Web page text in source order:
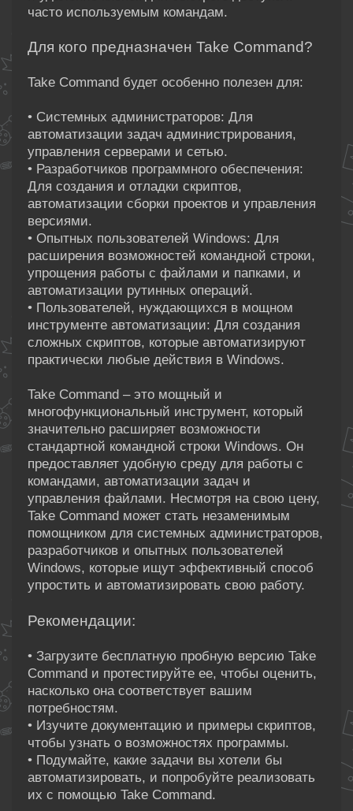
часто используемым командам.
Для кого предназначен Take Command?
Take Command будет особенно полезен для:
• Системных администраторов: Для
автоматизации задач администрирования,
управления серверами и сетью.
• Разработчиков программного обеспечения:
Для создания и отладки скриптов,
автоматизации сборки проектов и управления
версиями.
• Опытных пользователей Windows: Для
расширения возможностей командной строки,
упрощения работы с файлами и папками, и
автоматизации рутинных операций.
• Пользователей, нуждающихся в мощном
инструменте автоматизации: Для создания
сложных скриптов, которые автоматизируют
практически любые действия в Windows.
Take Command – это мощный и
многофункциональный инструмент, который
значительно расширяет возможности
стандартной командной строки Windows. Он
предоставляет удобную среду для работы с
командами, автоматизации задач и
управления файлами. Несмотря на свою цену,
Take Command может стать незаменимым
помощником для системных администраторов,
разработчиков и опытных пользователей
Windows, которые ищут эффективный способ
упростить и автоматизировать свою работу.
Рекомендации:
• Загрузите бесплатную пробную версию Take
Command и протестируйте ее, чтобы оценить,
насколько она соответствует вашим
потребностям.
• Изучите документацию и примеры скриптов,
чтобы узнать о возможностях программы.
• Подумайте, какие задачи вы хотели бы
автоматизировать, и попробуйте реализовать
их с помощью Take Command.